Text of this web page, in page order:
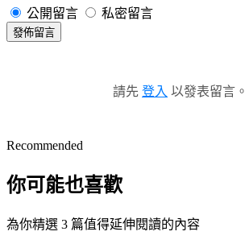
公開留言 私密留言
發佈留言
請先 登入 以發表留言。
Recommended
你可能也喜歡
為你精選 3 篇值得延伸閱讀的內容